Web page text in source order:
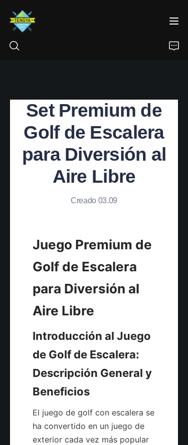
Set Premium de
Golf de Escalera
para Diversión al
Aire Libre
Creado 03.09
Juego Premium de
Golf de Escalera
para Diversión al
Introducción al Juego
de Golf de Escalera:
Descripción General y
El juego de golf con escalera se
ha convertido en un juego de
exterior cada vez más popular
PRODUCTOS
SOBRE NOSOTROS
NOTICIAS